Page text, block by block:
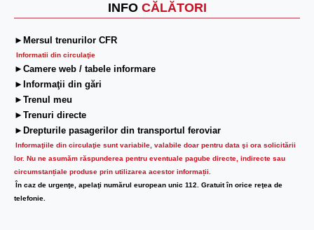
INFO CĂLĂTORI
►Mersul trenurilor CFR
Informatii din circulaţie
►Camere web / tabele informare
►Informaţii din gări
►Trenul meu
►Trenuri directe
►Drepturile pasagerilor din transportul feroviar
Informaţiile din circulaţie sunt variabile, valabile doar pentru data şi ora solicitării
lor. Nu ne asumăm răspunderea pentru eventuale pagube directe, indirecte sau
circumstanțiale produse prin utilizarea acestor informații.
În caz de urgenţe, apelaţi numărul european unic 112. Gratuit în orice reţea de
telefonie.